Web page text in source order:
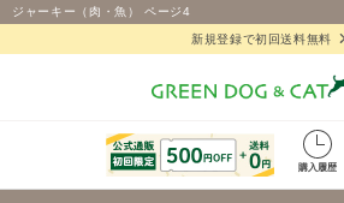
ジャーキー（肉・魚） ページ4
新規登録で初回送料無料
購入履歴